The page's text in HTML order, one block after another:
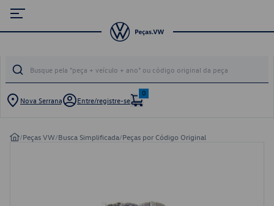
Nova Serrana Entre/registre-se
0
/Peças VW/Busca Simplificada/Peças por Código Original